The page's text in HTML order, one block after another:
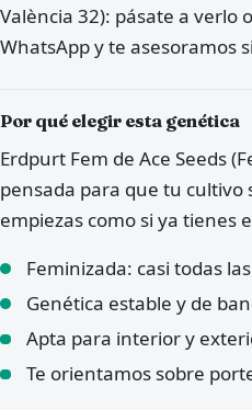
València 32): pásate a verlo
WhatsApp y te asesoramos
Por qué elegir esta genética
Erdpurt Fem de Ace Seeds
pensada para que tu cultivo
empiezas como si ya tienes
Feminizada: casi todas
Genética estable y de
Apta para interior y
Te orientamos sobre